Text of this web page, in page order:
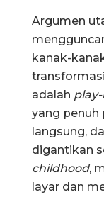
Argumen
kanak-
adalah
yang penuh
langsung,
digantikan
childhood,
layar dan